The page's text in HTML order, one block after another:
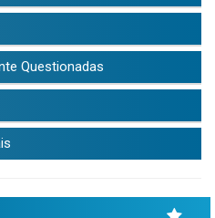
Questionadas